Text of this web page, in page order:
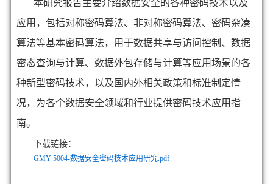
本研究报告主要介绍数据安全的各种密码技术以及
应用，包括对称密码算法、非对称密码算法、密码杂凑
算法等基本密码算法，用于数据共享与访问控制、数据
密态查询与计算、数据外包存储与计算等应用场景的各
种新型密码技术，以及国内外相关政策和标准制定情
况，为各个数据安全领域和行业提供密码技术应用指
南。
下载链接：
GMY 5004-数据安全密码技术应用研究.pdf